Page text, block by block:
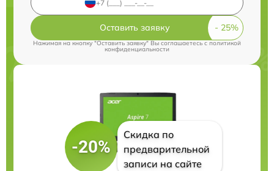
Оставить заявку
Нажимая на кнопку "Оставить заявку" Вы соглашаетесь cполитикой
конфиденциальности
-20%
Скидка по
предварительной
записи на сайте